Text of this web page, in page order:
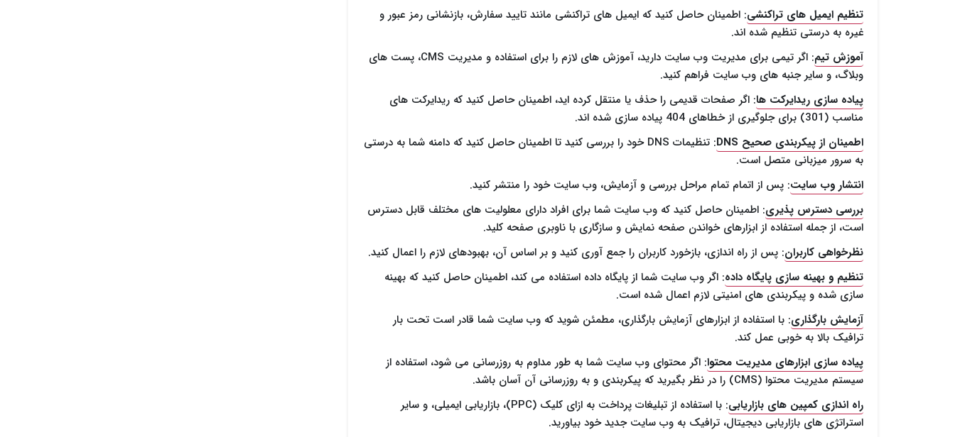
تنظیم ایمیل های تراکنشی: اطمینان حاصل کنید که ایمیل های تراکنشی مانند تایید سفارش، بازنشانی رمز عبور و
غیره به درستی تنظیم شده اند.
آموزش تیم
: اگر تیمی برای مدیریت وب سایت دارید، آموزش های لازم را برای استفاده و مدیریت CMS، پست های
وبلاگ، و سایر جنبه های وب سایت فراهم کنید.
پیاده سازی ریدایرکت ها: اگر صفحات قدیمی را حذف یا منتقل کرده اید، اطمینان حاصل کنید که ریدایرکت های
مناسب (301) برای جلوگیری از خطاهای 404 پیاده سازی شده اند.
اطمینان از پیکربندی صحیح DNS
: تنظیمات DNS خود را بررسی کنید تا اطمینان حاصل کنید که دامنه شما به درستی
به سرور میزبانی متصل است.
انتشار وب سایت: پس از اتمام تمام مراحل بررسی و آزمایش، وب سایت خود را منتشر کنید.
بررسی دسترس پذیری: اطمینان حاصل کنید که وب سایت شما برای افراد دارای معلولیت های مختلف قابل دسترس
است، از جمله استفاده از ابزارهای خواندن صفحه نمایش و سازگاری با ناوبری صفحه کلید.
نظرخواهی کاربران: پس از راه اندازی، بازخورد کاربران را جمع آوری کنید و بر اساس آن، بهبودهای لازم را اعمال کنید.
تنظیم و بهینه سازی پایگاه داده: اگر وب سایت شما از پایگاه داده استفاده می کند، اطمینان حاصل کنید که بهینه
سازی شده و پیکربندی های امنیتی لازم اعمال شده است.
آزمایش بارگذاری: با استفاده از ابزارهای آزمایش بارگذاری، مطمئن شوید که وب سایت شما قادر است تحت بار
ترافیک بالا به خوبی عمل کند.
پیاده سازی ابزارهای مدیریت محتوا: اگر محتوای وب سایت شما به طور مداوم به روزرسانی می شود، استفاده از
سیستم مدیریت محتوا (CMS) را در نظر بگیرید که پیکربندی و به روزرسانی آن آسان باشد.
راه اندازی کمپین های بازاریابی
: با استفاده از تبلیغات پرداخت به ازای کلیک (PPC)، بازاریابی ایمیلی، و سایر
استراتژی های بازاریابی دیجیتال، ترافیک به وب سایت جدید خود بیاورید.